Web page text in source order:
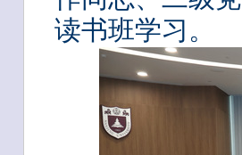
读书班学习。